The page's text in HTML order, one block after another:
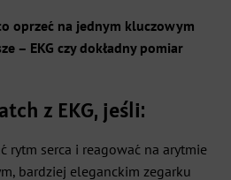
oprzeć na jednym kluczowym
– EKG czy dokładny pomiar
z EKG, jeśli:
rytm serca i reagować na arytmie
bardziej eleganckim zegarku